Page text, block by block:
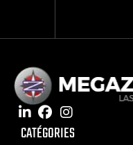
CATÉGORIES